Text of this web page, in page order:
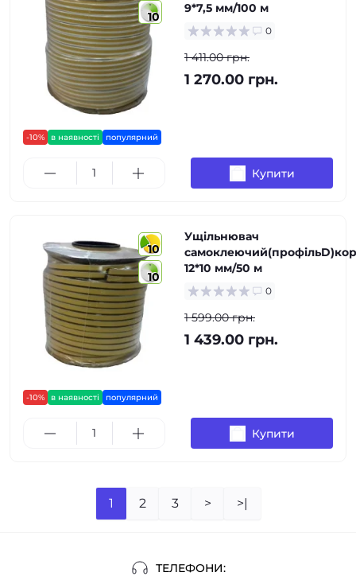
10
-10% в наявності популярний
9*7,5 мм/100 м
0
1 411.00 грн.
1 270.00 грн.
Купити
10
10
-10% в наявності популярний
Ущільнювач
самоклеючий(профільD)кор
12*10 мм/50 м
0
1 599.00 грн.
1 439.00 грн.
Купити
1 2 3 > >|
ТЕЛЕФОНИ: